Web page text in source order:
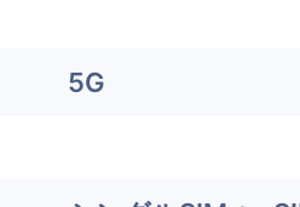
5G